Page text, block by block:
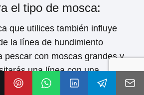
el tipo de mosca:
que utilices también influye
la línea de hundimiento
pescar con moscas grandes y
una línea con una
de hundimiento para poder